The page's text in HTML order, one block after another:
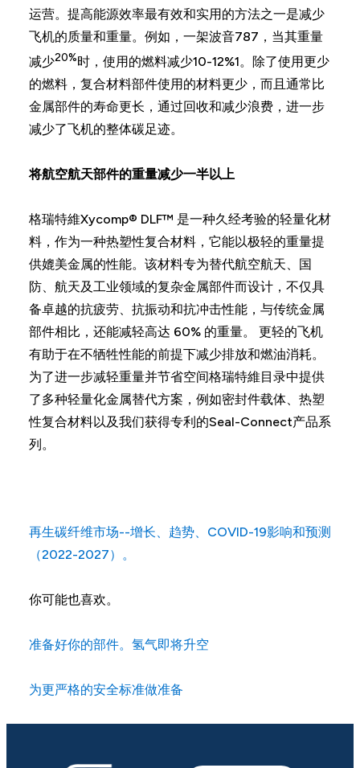
运营。提高能源效率最有效和实用的方法之一是减少
飞机的质量和重量。例如，一架波音787，当其重量
减少20%时，使用的燃料减少10-12%1。除了使用更少
的燃料，复合材料部件使用的材料更少，而且通常比
金属部件的寿命更长，通过回收和减少浪费，进一步
减少了飞机的整体碳足迹。
将航空航天部件的重量减少一半以上
格瑞特維Xycomp® DLF™ 是一种久经考验的轻量化材
料，作为一种热塑性复合材料，它能以极轻的重量提
供媲美金属的性能。该材料专为替代航空航天、国
防、航天及工业领域的复杂金属部件而设计，不仅具
备卓越的抗疲劳、抗振动和抗冲击性能，与传统金属
部件相比，还能减轻高达 60% 的重量。 更轻的飞机
有助于在不牺牲性能的前提下减少排放和燃油消耗。
为了进一步减轻重量并节省空间格瑞特維目录中提供
了多种轻量化金属替代方案，例如密封件载体、热塑
性复合材料以及我们获得专利的Seal-Connect产品系
列。
再生碳纤维市场--增长、趋势、COVID-19影响和预测
（2022-2027）。
你可能也喜欢。
准备好你的部件。氢气即将升空
为更严格的安全标准做准备